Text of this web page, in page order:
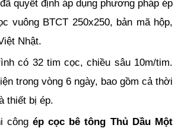
quyết định áp dụng phương pháp ép
vuông BTCT 250x250, bản mã hộp,
Nhật.
có 32 tim cọc, chiều sâu 10m/tim.
trong vòng 6 ngày, bao gồm cả thời
thiết bị ép.
công ép cọc bê tông Thủ Dầu Một